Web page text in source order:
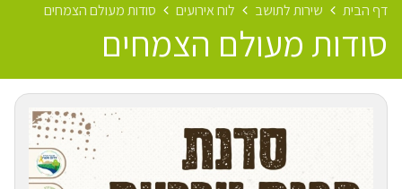
דף הבית שירות לתושב לוח אירועים סודות מעולם הצמחים
סודות מעולם הצמחים